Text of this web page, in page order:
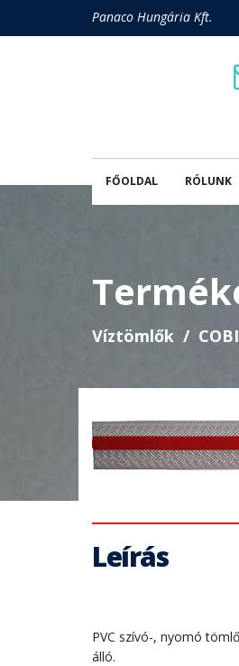
Panaco Hungária Kft.
FŐOLDAL RÓLUNK
Víztömlők
Leírás
PVC szívó-, nyomó
álló.